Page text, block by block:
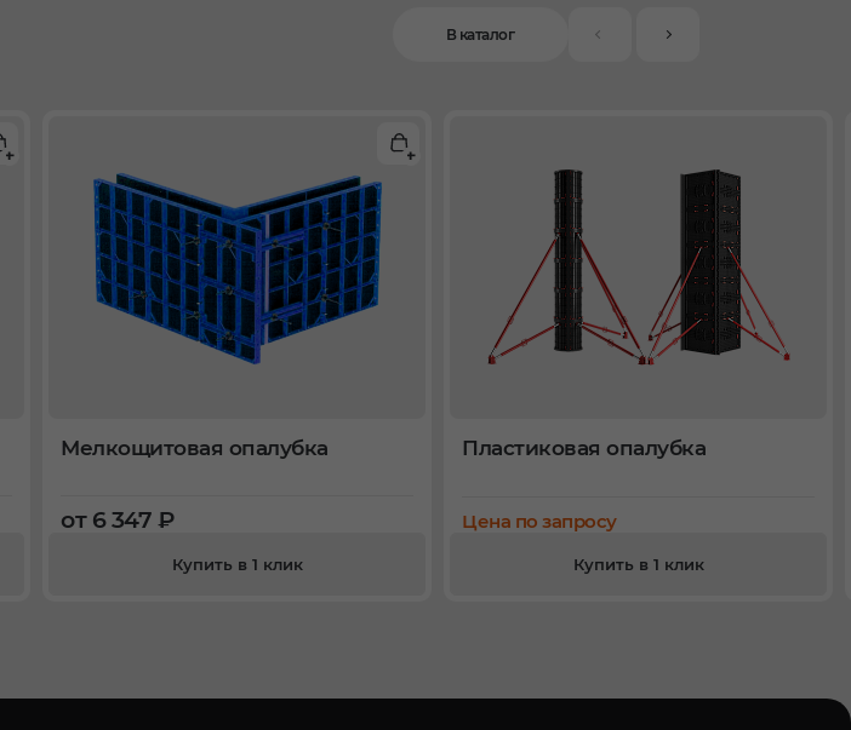
В каталог
Мелкощитовая опалубка
от 6 347 ₽
Купить в 1 клик
Пластиковая опалубка
Цена по запросу
Купить в 1 клик